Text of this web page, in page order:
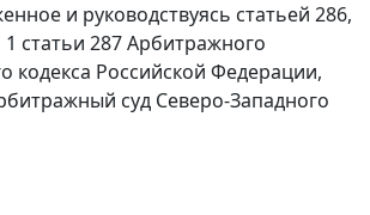
и руководствуясь статьей 286,
статьи 287Арбитражного
кодекса Российской Федерации,
суд Северо-Западного